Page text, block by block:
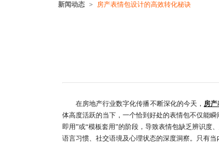
新闻动态 房产表情包设计的高效转化秘诀
在房地产行业数字化传播不断深化的今天， 房产
体高度活跃的当下，一个恰到好处的表情包不仅能
即用”或“模板套用”的阶段，导致表情包缺乏辨识
语言习惯、社交语境及心理状态的深度洞察。只有当